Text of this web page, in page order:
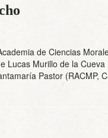
de Ciencias
Lucas Murillo de la
Pastor (RACMP,